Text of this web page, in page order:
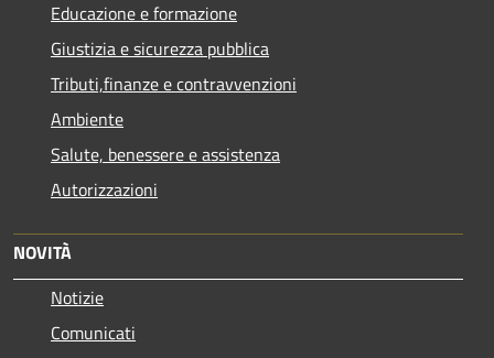
Educazione e formazione
Giustizia e sicurezza pubblica
Tributi,finanze e contravvenzioni
Ambiente
Salute, benessere e assistenza
Autorizzazioni
NOVITÀ
Notizie
Comunicati